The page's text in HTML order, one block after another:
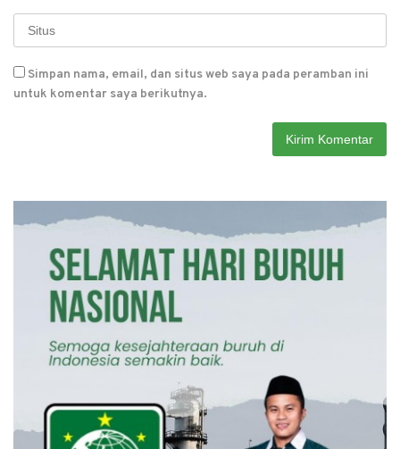
Simpan nama, email, dan situs web saya pada peramban ini
untuk komentar saya berikutnya.